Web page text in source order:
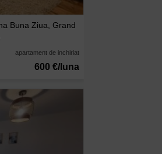
Buna Ziua, Grand
apartament de inchiriat
600 €/luna